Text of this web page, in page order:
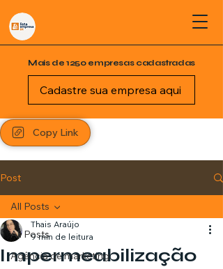
Mais de 1250 empresas cadastradas
Cadastre sua empresa aqui
Copy Link
Post
All Posts
Agência de marketing
All Posts
Impermeabilização
Thais Araújo
9 min de leitura